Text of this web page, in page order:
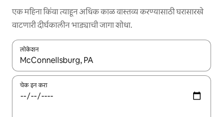
एक महिना किंवा त्याहून अधिक काळ वास्तव्य करण्यासाठी घरासारखे
वाटणारी दीर्घकालीन भाड्याची जागा शोधा.
लोकेशन
जेव्हा परिणाम उपलब्ध असतील, तेव्हा वरच्या आणि खाली बाणांच्या किजसह
चेक इन करा